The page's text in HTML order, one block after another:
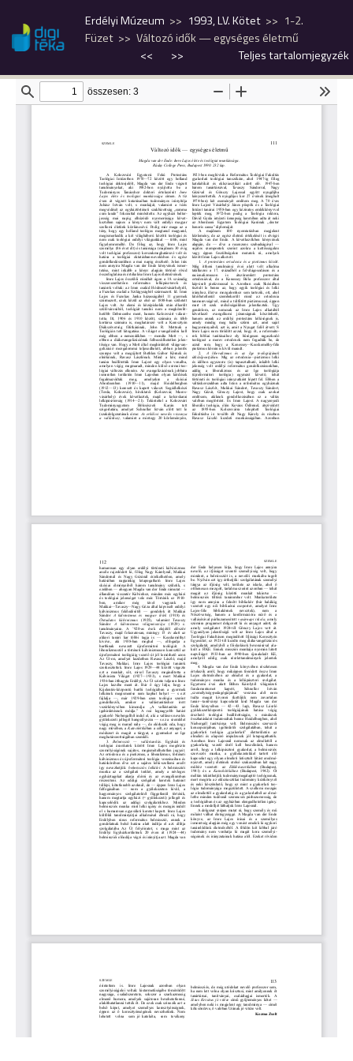
Erdélyi Múzeum 1993, LV. Kötet
1-2.
Füzet
Változó idők — egységes életmű
<<
>> Teljes tartalomjegyzék